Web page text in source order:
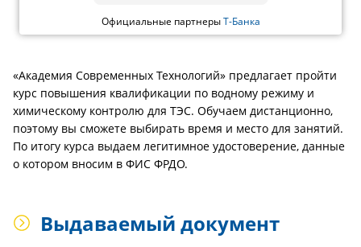
Официальные партнерыТ-Банка
«Академия Современных Технологий» предлагает пройти
курс повышения квалификации по водному режиму и
химическому контролю для ТЭС. Обучаем дистанционно,
поэтому вы сможете выбирать время и место для занятий.
По итогу курса выдаем легитимное удостоверение, данные
о котором вносим в ФИС ФРДО.
Выдаваемый документ